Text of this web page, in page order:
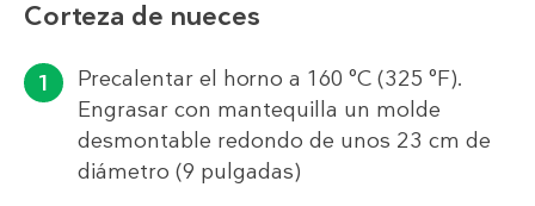
Corteza de nueces
Precalentar el horno a 160 °C (325 °F).
Engrasar con mantequilla un molde
desmontable redondo de unos 23 cm de
diámetro (9 pulgadas)